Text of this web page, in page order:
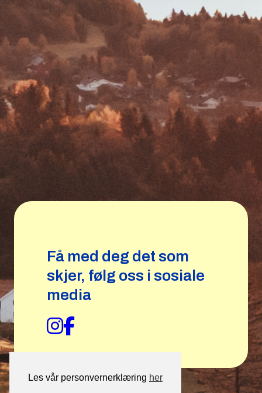
Les vår personvernerklæring her
Få med deg det som
skjer, følg oss i sosiale
media